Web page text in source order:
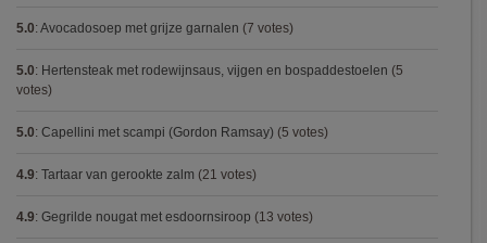
5.0: Avocadosoep met grijze garnalen (7 votes)
5.0: Hertensteak met rodewijnsaus, vijgen en bospaddestoelen (5
votes)
5.0: Capellini met scampi (Gordon Ramsay) (5 votes)
4.9: Tartaar van gerookte zalm (21 votes)
4.9: Gegrilde nougat met esdoornsiroop (13 votes)